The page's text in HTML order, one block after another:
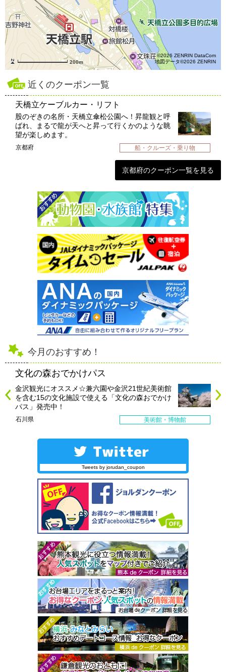
200m
©2026 ZENRIN DataCom
地図データ©2026 ZENRIN
近くのクーポン一覧
天橋立ケーブルカー・リフト
股のぞきの名所・天橋立傘松公園へ！昇龍観と呼
ばれ、まるで龍が天へと昇って行くかのような眺
望が楽しめます。
京都府 船・クルーズ・乗り物
京都府のクーポン一覧を見る
今月のおすすめ！
文化の森おでかけパス
金沢観光にオススメ☆兼六園や金沢21世紀美術館
を含む15の文化施設で使える「文化の森おでかけ
パス」発売中！
石川県 美術館・博物館
Tweets by jorudan_coupon